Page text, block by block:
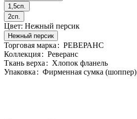
1,5сп.
2сп.
Цвет: Нежный персик
Нежный персик
Торговая марка : РЕВЕРАНС
Коллекция: Реверанс
Ткань верха : Хлопок фланель
Упаковка : Фирменная сумка (шоппер)